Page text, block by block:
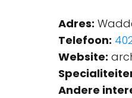
Adres:
Telefoon:
Website:
Andere